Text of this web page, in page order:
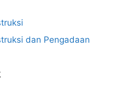
dan Pengadaan